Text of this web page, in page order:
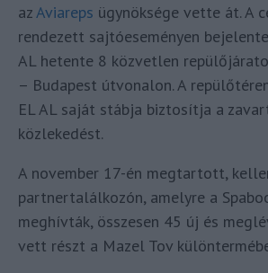
azAviareps ügynöksége vette át. A
rendezett sajtóeseményen
AL hetente 8 közvetlen
– Budapest útvonalon. A
EL AL saját stábja biztosítja a
közlekedést.
A november 17-én megtartott,
partnertalálkozón, amelyre a
meghívták, összesen 45 új és
vett részt a Mazel Tov